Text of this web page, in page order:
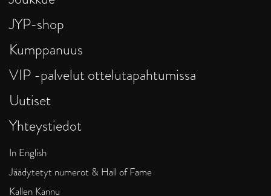
JYP-shop
Kumppanuus
VIP -palvelut ottelutapahtumissa
Uutiset
Yhteystiedot
In English
Jäädytetyt numerot & Hall of Fame
Kallen Kannu